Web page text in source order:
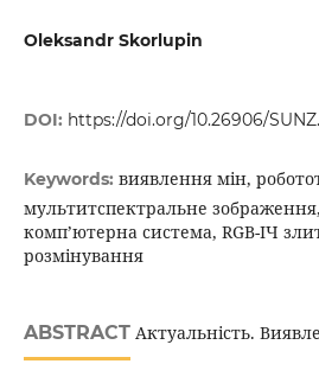
Oleksandr Skorlupin
DOI: https://doi.org/10.26906/
Keywords: виявлення мін,
мультитспектральне
комп’ютерна система, RGB-ІЧ
розмінування
ABSTRACTАктуальність.